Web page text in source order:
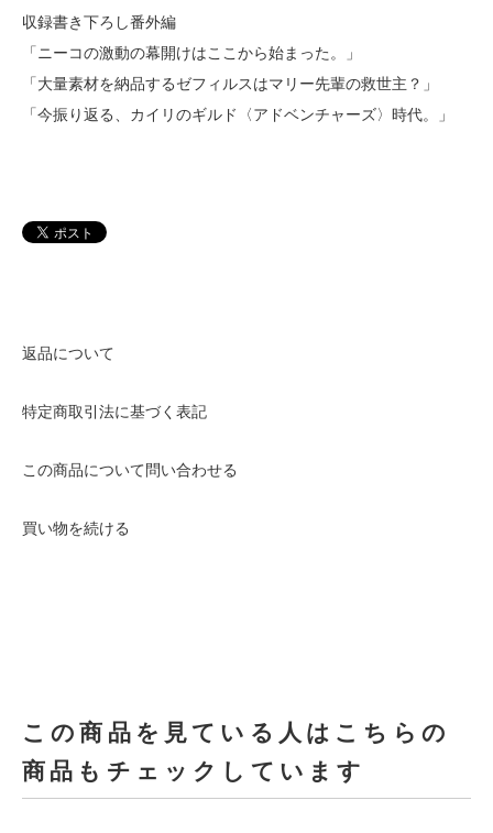
収録書き下ろし番外編
「ニーコの激動の幕開けはここから始まった。」
「大量素材を納品するゼフィルスはマリー先輩の救世主？」
「今振り返る、カイリのギルド〈アドベンチャーズ〉時代。」
返品について
特定商取引法に基づく表記
この商品について問い合わせる
買い物を続ける
この商品を見ている人はこちらの
商品もチェックしています